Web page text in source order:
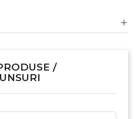
/
Anuleaza
o lista de dorinte